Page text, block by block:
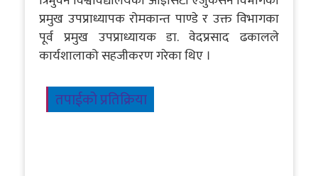
प्रमुख उपप्राध्यापक रोमकान्त पाण्डे र उक्त विभागका
पूर्व प्रमुख उपप्राध्यायक डा. वेदप्रसाद ढकालले
कार्यशालाको सहजीकरण गरेका थिए ।
तपाईको प्रतिक्रिया